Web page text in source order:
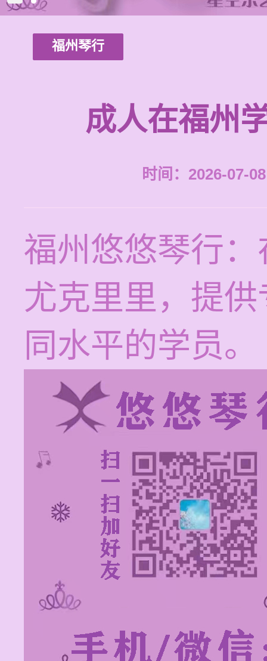
福州琴行
成人在福州
时间：2026-07-
福州悠悠琴行
尤克里里，提
同水平的学员。